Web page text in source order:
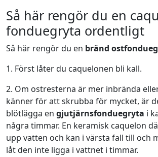
Så här rengör du en
fonduegryta ordentligt
Så här rengör du en bränd
1. Först låter du caquelonen bli kall.
2. Om ostresterna är mer inbrända
känner för att skrubba för mycket, är
blötlägga en gjutjärnsfonduegryta i
några timmar. En keramisk caquelon
upp vatten och kan i värsta fall till och
låt den inte ligga i vattnet i timmar.